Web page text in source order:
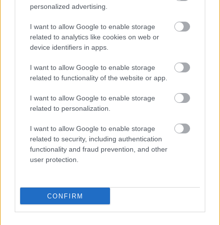
personalized advertising.
I want to allow Google to enable storage
related to analytics like cookies on web or
device identifiers in apps.
I want to allow Google to enable storage
related to functionality of the website or app.
I want to allow Google to enable storage
related to personalization.
I want to allow Google to enable storage
related to security, including authentication
functionality and fraud prevention, and other
user protection.
CONFIRM
Igazság